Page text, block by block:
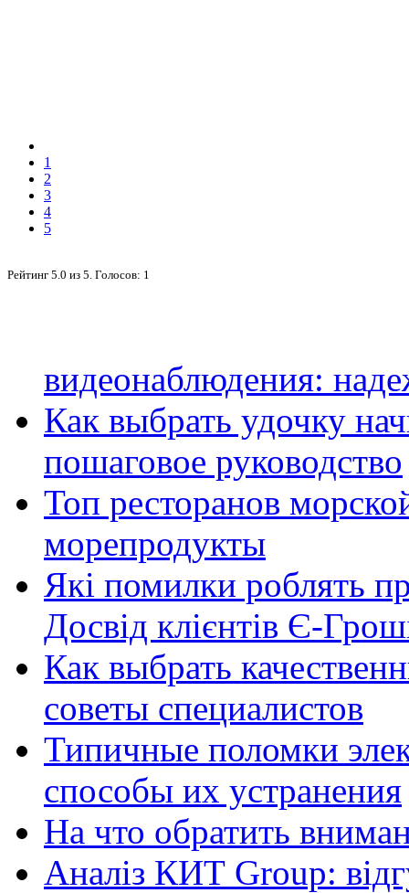
1
2
3
4
5
Рейтинг 5.0 из 5. Голосов: 1
видеонаблюдения:
Как выбрать удочку
пошаговое руководство
Топ ресторанов
морепродукты
Які помилки роблять
Досвід клієнтів Є-
Как выбрать
советы специалистов
Типичные поломки
способы их устранения
На что обратить
Аналіз КИТ Group: